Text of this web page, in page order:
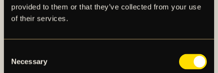
provided to them or that they’ve collected from your use
of their services.
Selection
Necessary
spelar i OBOS Damallsvenskan. AIK Fotboll AB är
noterat på NGM Nordic Growth Market Stockholm.
AIK FOTBOLLSFÖRENING